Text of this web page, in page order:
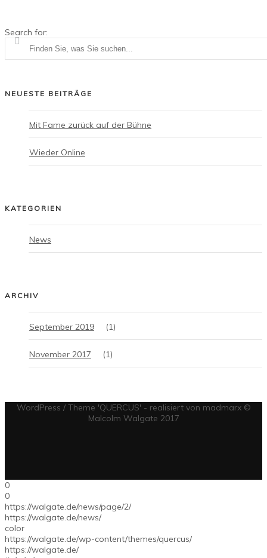
Search for:
NEUESTE BEITRÄGE
Mit Fame zurück auf der Bühne
Wieder Online
KATEGORIEN
News
ARCHIV
September 2019 (1)
November 2017 (1)
WordPress / Theme 'QUERCUS' - realisiert von madmarx ©
Malcolm Walgate 2017
0
0
https://walgate.de/news/page/2/
https://walgate.de/news/
color
https://walgate.de/wp-content/themes/quercus/
https://walgate.de/